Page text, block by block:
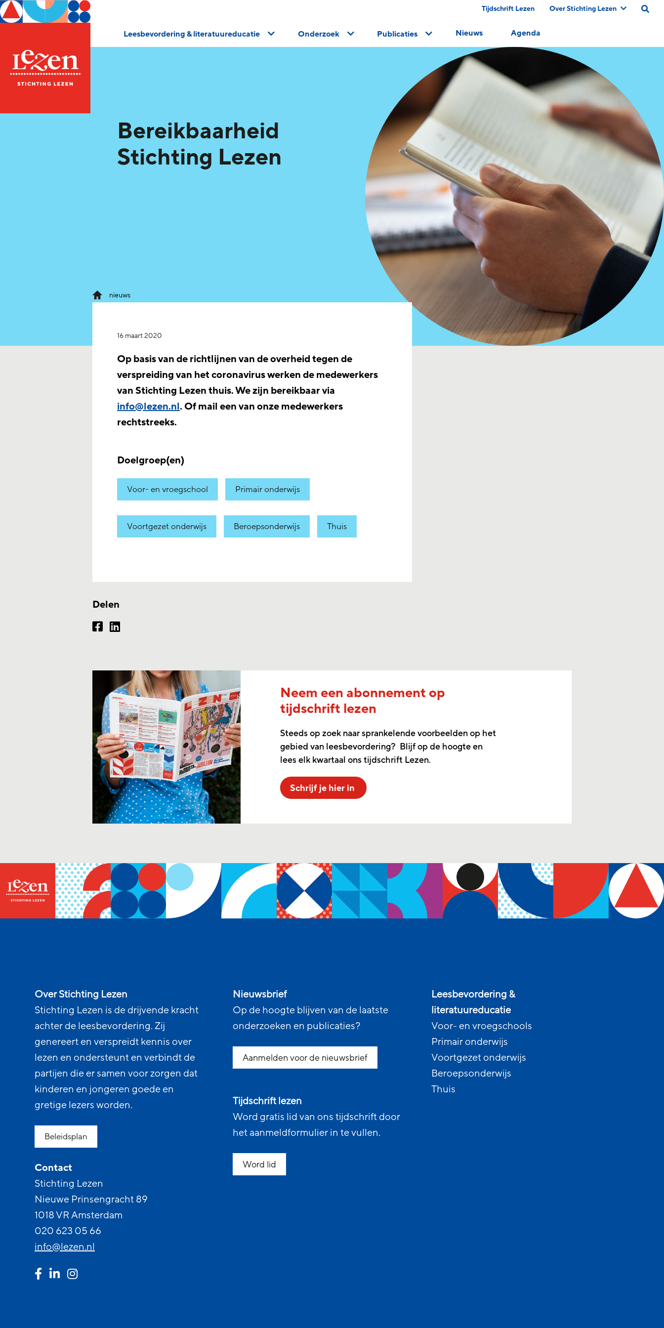
Tijdschrift Lezen Over Stichting Lezen
Leesbevordering & literatuureducatie Onderzoek Publicaties Nieuws Agenda
Bereikbaarheid
Stichting Lezen
nieuws
16 maart 2020
Op basis van de richtlijnen van de overheid tegen de
verspreiding van het coronavirus werken de medewerkers
van Stichting Lezen thuis. We zijn bereikbaar via
info@lezen.nl. Of mail een van onze medewerkers
rechtstreeks.
Doelgroep(en)
Voor- en vroegschool Primair onderwijs
Voortgezet onderwijs Beroepsonderwijs Thuis
Delen
Neem een abonnement op
tijdschrift lezen
Steeds op zoek naar sprankelende voorbeelden op het
gebied van leesbevordering? Blijf op de hoogte en
lees elk kwartaal ons tijdschrift Lezen.
Schrijf je hier in
Over Stichting Lezen
Stichting Lezen is de drijvende kracht
achter de leesbevordering. Zij
genereert en verspreidt kennis over
lezen en ondersteunt en verbindt de
partijen die er samen voor zorgen dat
kinderen en jongeren goede en
gretige lezers worden.
Beleidsplan
Contact
Stichting Lezen
Nieuwe Prinsengracht 89
1018 VR Amsterdam
020 623 05 66
info@lezen.nl
Nieuwsbrief
Op de hoogte blijven van de laatste
onderzoeken en publicaties?
Aanmelden voor de nieuwsbrief
Tijdschrift lezen
Word gratis lid van ons tijdschrift door
het aanmeldformulier in te vullen.
Word lid
Leesbevordering &
literatuureducatie
Voor- en vroegschools
Primair onderwijs
Voortgezet onderwijs
Beroepsonderwijs
Thuis